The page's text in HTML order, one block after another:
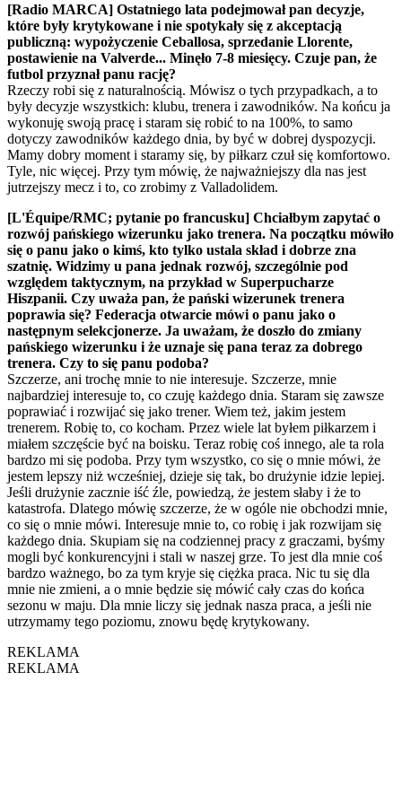
[Radio MARCA] Ostatniego lata podejmował pan decyzje,
które były krytykowane i nie spotykały się z akceptacją
publiczną: wypożyczenie Ceballosa, sprzedanie Llorente,
postawienie na Valverde... Minęło 7-8 miesięcy. Czuje pan, że
futbol przyznał panu rację?
Rzeczy robi się z naturalnością. Mówisz o tych przypadkach, a to
były decyzje wszystkich: klubu, trenera i zawodników. Na końcu ja
wykonuję swoją pracę i staram się robić to na 100%, to samo
dotyczy zawodników każdego dnia, by być w dobrej dyspozycji.
Mamy dobry moment i staramy się, by piłkarz czuł się komfortowo.
Tyle, nic więcej. Przy tym mówię, że najważniejszy dla nas jest
jutrzejszy mecz i to, co zrobimy z Valladolidem.
[L'Équipe/RMC; pytanie po francusku] Chciałbym zapytać o
rozwój pańskiego wizerunku jako trenera. Na początku mówiło
się o panu jako o kimś, kto tylko ustala skład i dobrze zna
szatnię. Widzimy u pana jednak rozwój, szczególnie pod
względem taktycznym, na przykład w Superpucharze
Hiszpanii. Czy uważa pan, że pański wizerunek trenera
poprawia się? Federacja otwarcie mówi o panu jako o
następnym selekcjonerze. Ja uważam, że doszło do zmiany
pańskiego wizerunku i że uznaje się pana teraz za dobrego
trenera. Czy to się panu podoba?
Szczerze, ani trochę mnie to nie interesuje. Szczerze, mnie
najbardziej interesuje to, co czuję każdego dnia. Staram się zawsze
poprawiać i rozwijać się jako trener. Wiem też, jakim jestem
trenerem. Robię to, co kocham. Przez wiele lat byłem piłkarzem i
miałem szczęście być na boisku. Teraz robię coś innego, ale ta rola
bardzo mi się podoba. Przy tym wszystko, co się o mnie mówi, że
jestem lepszy niż wcześniej, dzieje się tak, bo drużynie idzie lepiej.
Jeśli drużynie zacznie iść źle, powiedzą, że jestem słaby i że to
katastrofa. Dlatego mówię szczerze, że w ogóle nie obchodzi mnie,
co się o mnie mówi. Interesuje mnie to, co robię i jak rozwijam się
każdego dnia. Skupiam się na codziennej pracy z graczami, byśmy
mogli być konkurencyjni i stali w naszej grze. To jest dla mnie coś
bardzo ważnego, bo za tym kryje się ciężka praca. Nic tu się dla
mnie nie zmieni, a o mnie będzie się mówić cały czas do końca
sezonu w maju. Dla mnie liczy się jednak nasza praca, a jeśli nie
utrzymamy tego poziomu, znowu będę krytykowany.
REKLAMA
REKLAMA